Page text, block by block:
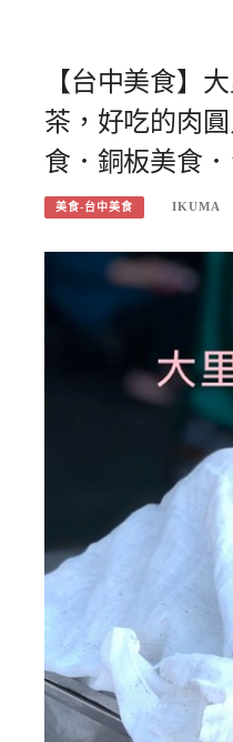
【台中美食】
茶，好吃的肉
食．銅板美食
美食-台中美食 IKUMA